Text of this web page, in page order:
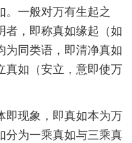
。一般对万有生起之
者，即称真如缘起（如
为同类语，即清净真如
真如（安立，意即使万
即现象，即真如本为万
分为一乘真如与三乘真